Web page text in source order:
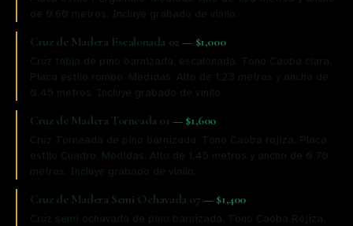
de 0.60 metros. Incluye grabado de vinilo.
Cruz de Madera Escalonada 02 — $1,000
Cruz tabla de pino barnizada, escalonada. Tono Caoba clara.
Placa estilo rombo. Medidas: Alto de 1.23 metros y ancho de
0.45 metros. Incluye grabado de vinilo.
Cruz de Madera Torneada 01 — $1,600
Cruz Torneada de pino barnizada. Tono Caoba rojiza. Placa
estilo Cuadro. Medidas: Alto de 1.45 metros y ancho de 0.70
metros. Incluye grabado de vinilo.
Cruz de Madera Semi Ochavada 07 — $1,400
Cruz semi ochavada de pino barnizada. Tono Caoba Rojiza.